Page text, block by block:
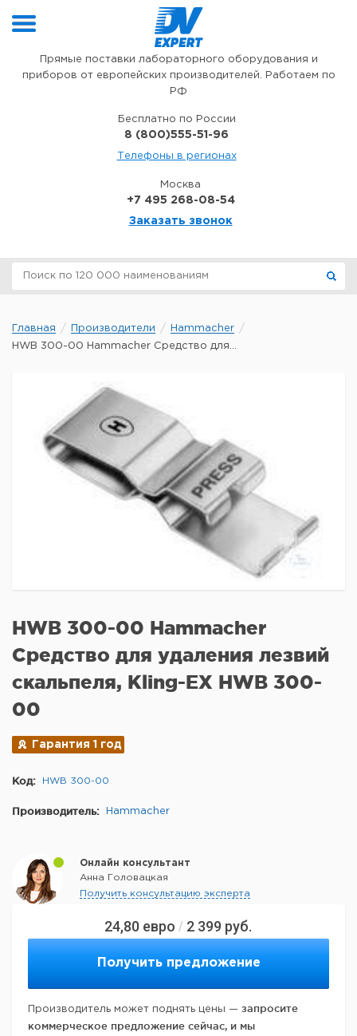
Прямые поставки лабораторного оборудования и
приборов от европейских производителей. Работаем по
РФ
Бесплатно по России
8 (800)555-51-96
Телефоны в регионах
Москва
+7 495 268-08-54
Заказать звонок
Главная Производители
Hammacher
HWB 300-00 Hammacher Средство для...
24,80 евро / 2 399 руб.
Получить предложение
Производитель может поднять цены — запросите
коммерческое предложение сейчас, и мы
HWB 300-00 Hammacher
Средство для удаления лезвий
скальпеля, Kling-EX HWB 300-
00
Гарантия 1 год
Код: HWB 300-00
Производитель: Hammacher
Онлайн консультант
Анна Головацкая
Получить консультацию эксперта